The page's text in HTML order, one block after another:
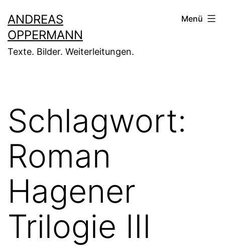
Inhalt
springen
ANDREAS
OPPERMANN
Texte. Bilder. Weiterleitungen.
Menü
Schlagwort:
Roman
Hagener
Trilogie III